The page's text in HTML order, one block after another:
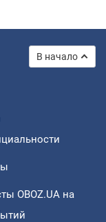
В начало
OBOZ.UA на